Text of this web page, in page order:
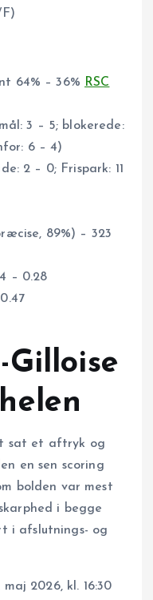
F)
64% – 36% RSC
3 – 5; blokerede:
6 – 4)
2 – 0; Frispark: 11
89%) – 323
– 0.28
Gilloise
sat et aftryk og
en sen scoring
bolden var mest
i begge
i afslutnings- og
maj 2026, kl. 16:30